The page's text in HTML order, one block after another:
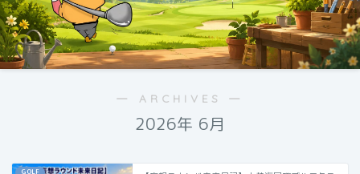
― ARCHIVES ―
2026年 6月
GOLF